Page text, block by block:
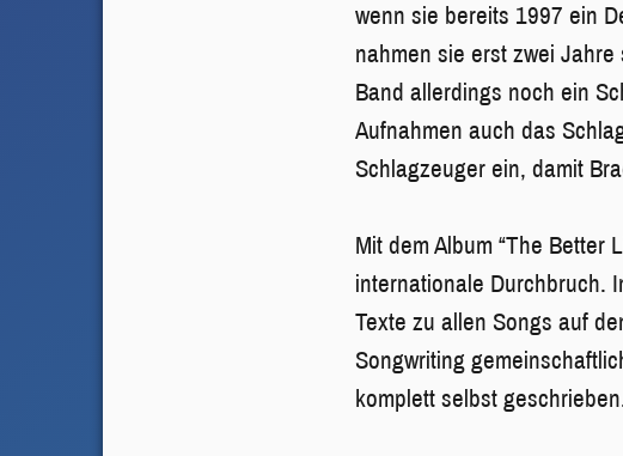
wenn sie bereits 1997 ein
nahmen sie erst zwei
Band allerdings noch ein
Aufnahmen auch das
Schlagzeuger ein, damit
Mit dem Album “The Better
internationale Durchbruch.
Texte zu allen Songs auf
Songwriting
komplett selbst